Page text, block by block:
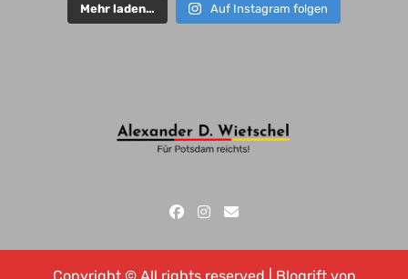
Mehr laden… Auf Instagram folgen